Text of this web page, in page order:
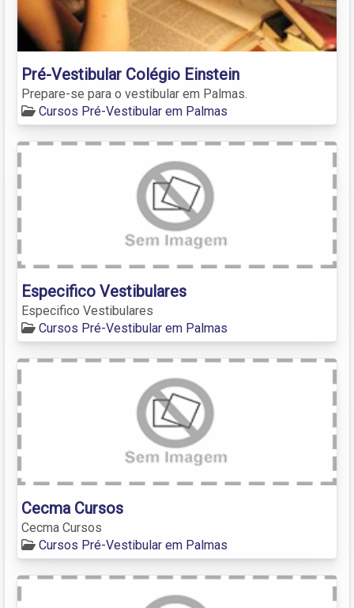
Pré-Vestibular Colégio Einstein
Prepare-se para o vestibular em Palmas.
Cursos Pré-Vestibular em Palmas
Especifico Vestibulares
Especifico Vestibulares
Cursos Pré-Vestibular em Palmas
Cecma Cursos
Cecma Cursos
Cursos Pré-Vestibular em Palmas